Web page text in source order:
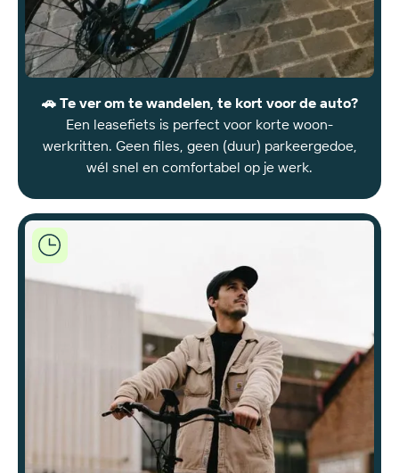
🚗 Te ver om te wandelen, te kort voor de auto?
Een leasefiets is perfect voor korte woon-
werkritten. Geen files, geen (duur) parkeergedoe,
wél snel en comfortabel op je werk.
Joule
biedt
leasingopties
zorgmedewerkers